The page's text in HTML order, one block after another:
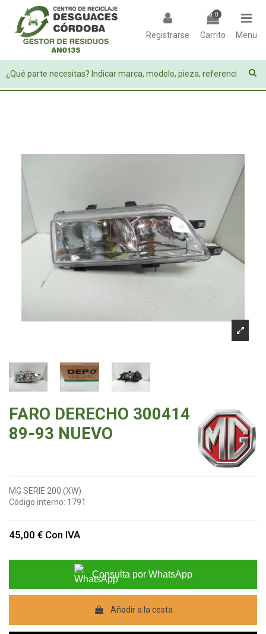
Registrarse
0
Carrito Menu
FARO DERECHO 300414
89-93 NUEVO
MG SERIE 200 (XW)
Código interno: 1791
45,00 € Con IVA
Consulta por WhatsApp
Añadir a la cesta